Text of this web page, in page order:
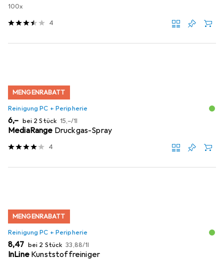
100x
4
MENGENRABATT
Reinigung PC + Peripherie
EUR
6,– bei 2 Stück EUR
15,–/1l
MediaRange Druckgas-Spray
4
MENGENRABATT
Reinigung PC + Peripherie
EUR
8,47 bei 2 Stück EUR
33,88/1l
InLine Kunststoffreiniger